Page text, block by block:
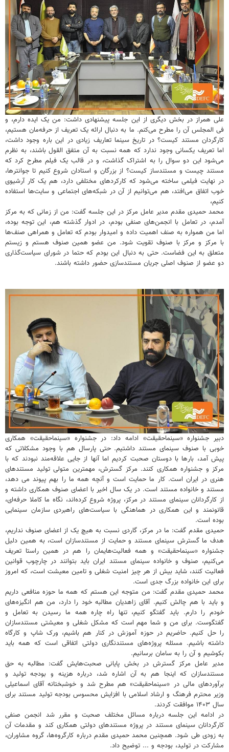
علی همراز در بخش دیگری از این جلسه پیشنهادی داشت: من یک ایده دارم، و
فی المجلس آن را مطرح می‌کنم. ما به دنبال ارائه یک تعریف از حرفه‌مان هستیم،
کارگردان مستند کیست؟ در تاریخ سینما تعاریف زیادی در این باره وجود داشت،
اما تعریف یکسانی وجود ندارد که همه نسبت به آن متفق القول باشند، به نظرم
می‌شود این دو سوال را به اشتراک گذاشت، و در قالب یک فیلم مطرح کرد که
مستند چیست و مستندساز کیست؟ از بزرگان و استادان شروع کنیم تا جوانترها،
در نهایت فیلمی ساخته می‌شود که کارکردهای مختلفی دارد، هم یک کار آرشیوی
خوب اتفاق می‌افتد، هم می‌توانیم از آن در شبکه‌های اجتماعی و سایت‌ها استفاده
کنیم،
محمد حمیدی مقدم مدیر عامل مرکز در این جلسه گفت: من از زمانی که به مرکز
آمدم، در تعامل با انجمن‌های صنفی بودم، در ادوار گذشته هم، این توجه بوده،
اما من همواره به صنف اهمیت داده و امیدوار بودم که تعامل و همراهی صنف‌ها
با مرکز و مرکز با صنوف تقویت شود. من عضو همین صنوف هستم و زیستم
متعلق به این فضاست. حتی به دنبال این بودم که حتما در شورای سیاست‌گذاری
دو عضو از صنوف اصلی جریان مستندسازی حضور داشته باشند.
دبیر جشنواره «سینماحقیقت» ادامه داد: در جشنواره «سینماحقیقت» همکاری
خوبی با صنوف سینمای مستند داشتیم. حتی پارسال هم با وجود مشکلاتی که
پیش آمد، بارها با دوستان صحبت کردیم اما آنها از جایی علاقه‌مند نبودند که با
مرکز و جشنواره همکاری کنند. مرکز گسترش، مهمترین متولی تولید مستندهای
هنری در ایران است. کار ما حمایت است و آنچه همه ما را بهم پیوند می دهد،
مستند و خانواده مستند است. در یک سال اخیر با اعضای صنوف همکاری داشته و
از کارگردانان سینمای مستند در مرکز، پروژه شروع کرده‌اند، نگاه ما کاملا حرفه‌ای،
قانونمند و این همکاری در هماهنگی با سیاست‌های راهبردی سازمان سینمایی
بوده است.
حمیدی مقدم گفت: ما در مرکز، گاردی نسبت به هیچ یک از اعضای صنوف نداریم،
هدف ما گسترش سینمای مستند و حمایت از مستندسازان است، به همین دلیل
جشنواره «سینماحقیقت» و همه فعالیت‌هایمان را هم در همین راستا تعریف
می‌کنیم، صنوف و خانواده سینمای مستند ایران باید بتوانند در چارچوب قوانین
فعالیت کنند، شاید بیش از هر چیز امنیت شغلی و تامین معیشت است، که امروز
برای این خانواده بزرگ جدی است.
محمد حمیدی مقدم گفت: من متوجه این هستم که همه ما حوزه منافعی داریم
و باید با هم چالش کنیم. آقای زاهدیان مطالبه خود را دارد، من هم انگیزه‌های
خودم را دارم. باید گفتگو کنیم، تنها راه چاره همه ما رسیدن به تعامل و
گفتگوست. برای من و شما مهم است که مشکل شغلی و معیشتی مستندسازان
را حل کنیم. حاضریم در حوزه آموزش در کنار هم باشیم، ورک شاپ و کارگاه
داشته باشیم. مسئله پروژه‌های مستندنگاری دولتی اتفاقی است که همه باید
بکوشیم و آن را به سامان برسانیم.
مدیر عامل مرکز گسترش در بخش پایانی صحبت‌هایش گفت: مطالبه به حق
مستندسازان که اینجا هم به آن اشاره شد، درباره هزینه و بودجه تولید و
برآوردهای مالی در «سینماحقیقت» هم مطرح شد و خوشبختانه آقای اسماعیلی
وزیر محترم فرهنگ و ارشاد اسلامی با افزایش محسوس بودجه تولید مستند برای
سال ۱۴۰۳ موافقت کردند.
در ادامه این جلسه درباره مسائل مختلف صحبت و مقرر شد انجمن صنفی
کارگردانان سینمای مستند در پروژه مستندهای دولتی همکاری کند و مقدمات آن
به زودی طی شود. همچنین محمد حمیدی مقدم درباره کارگروه‌ها، گروه مشاوران،
مشارکت در تولید، بودجه و ... توضیح داد.